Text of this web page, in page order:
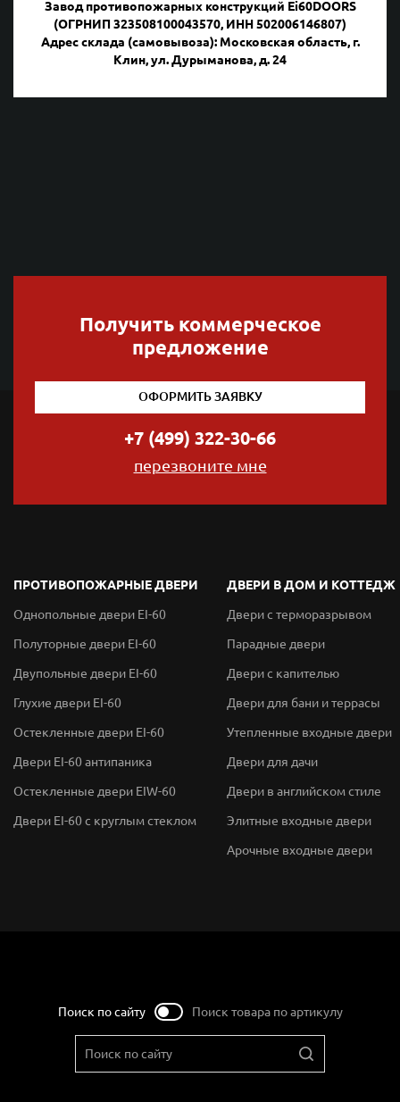
Завод противопожарных конструкций Ei60DOORS
(ОГРНИП 323508100043570, ИНН 502006146807)
Адрес склада (самовывоза): Московская область, г.
Клин, ул. Дурыманова, д. 24
Получить коммерческое
предложение
ОФОРМИТЬ ЗАЯВКУ
+7 (499) 322-30-66
перезвоните мне
ПРОТИВОПОЖАРНЫЕ ДВЕРИ
Однопольные двери EI-60
Полуторные двери EI-60
Двупольные двери EI-60
Глухие двери EI-60
Остекленные двери EI-60
Двери EI-60 антипаника
Остекленные двери EIW-60
Двери EI-60 с круглым стеклом
ДВЕРИ В ДОМ И КОТТЕДЖ
Двери с терморазрывом
Парадные двери
Двери с капителью
Двери для бани и террасы
Утепленные входные двери
Двери для дачи
Двери в английском стиле
Элитные входные двери
Арочные входные двери
Поиск по сайту Поиск товара по артикулу